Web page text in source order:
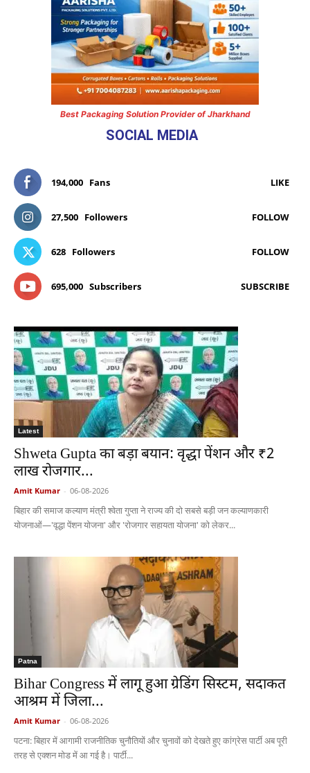
Best Packaging Solution Provider of Jharkhand
SOCIAL MEDIA
194,000 Fans LIKE
27,500 Followers FOLLOW
628 Followers FOLLOW
695,000 Subscribers SUBSCRIBE
Latest
Shweta Gupta का बड़ा बयान: वृद्धा पेंशन और ₹2
लाख रोजगार...
Amit Kumar - 06-08-2026
बिहार की समाज कल्याण मंत्री श्वेता गुप्ता ने राज्य की दो सबसे बड़ी जन कल्याणकारी
योजनाओं—'वृद्धा पेंशन योजना' और 'रोजगार सहायता योजना' को लेकर...
Patna
Bihar Congress में लागू हुआ ग्रेडिंग सिस्टम, सदाकत
आश्रम में जिला...
Amit Kumar - 06-08-2026
पटना: बिहार में आगामी राजनीतिक चुनौतियों और चुनावों को देखते हुए कांग्रेस पार्टी अब पूरी
तरह से एक्शन मोड में आ गई है। पार्टी...